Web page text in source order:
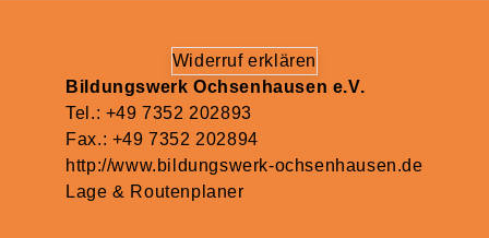
Widerruf erklären
Bildungswerk Ochsenhausen e.V.
Tel.: +49 7352 202893
Fax.: +49 7352 202894
http://www.bildungswerk-ochsenhausen.de
Lage & Routenplaner